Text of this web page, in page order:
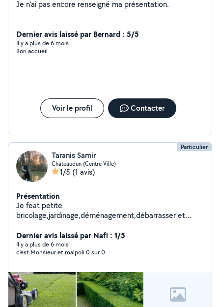
Je n'ai pas encore renseigné ma présentation.
Dernier avis laissé par Bernard : 5/5
Il y a plus de 6 mois
Bon accueil
Voir le profil Contacter
Particulier
Taranis Samir
Châteaudun (Centre Ville)
1/5 (1 avis)
Présentation
Je feat petite
bricolage,jardinage,déménagement,débarrasser et
Dernier avis laissé par Nafi : 1/5
Il y a plus de 6 mois
c'est Monsieur et malpoli 0 sur 0